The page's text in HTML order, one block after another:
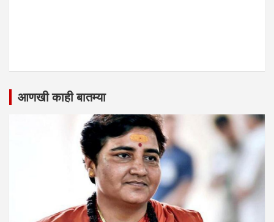
आणखी काही बातम्या